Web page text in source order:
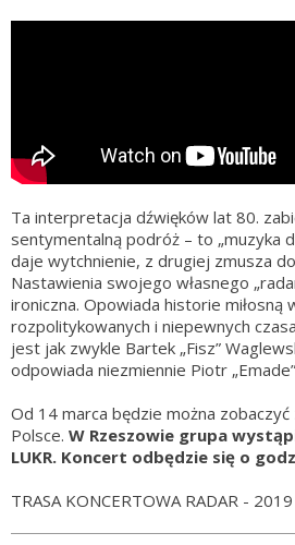
Ta interpretacja dźwięków lat 80.
sentymentalną podróż – to „muzyka
daje wytchnienie, z drugiej zmusza
Nastawienia swojego własnego
ironiczna. Opowiada historie miłosną
rozpolitykowanych i niepewnych
jest jak zwykle Bartek „Fisz”
odpowiada niezmiennie Piotr
Od 14 marca będzie można zobaczyć
Polsce. W Rzeszowie grupa
LUKR. Koncert odbędzie się o
TRASA KONCERTOWA RADAR - 2019